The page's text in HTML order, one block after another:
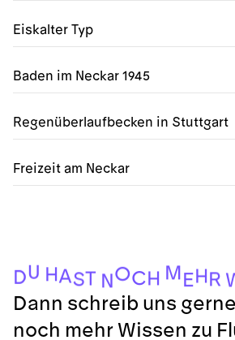
Eiskalter Typ
Baden im Neckar 1945
Regenüberlaufbecken in Stuttgart
Freizeit am Neckar
DU H AST NOCH M E H R
Dann schreib uns
noch mehr Wissen zu